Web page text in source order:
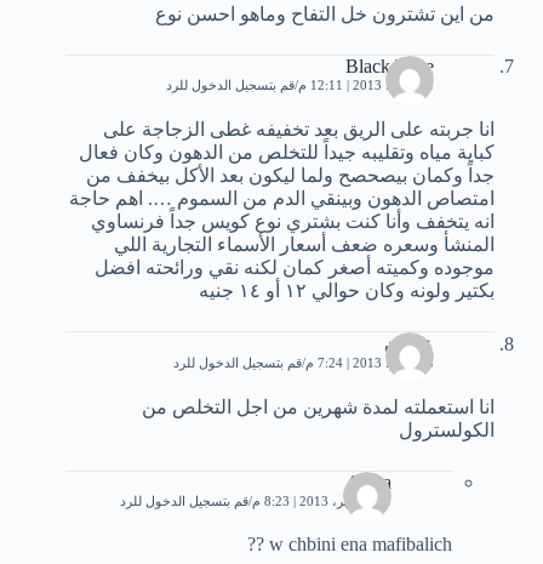
من اين تشترون خل التفاح وماهو احسن نوع
Black Tone
13 يونيو، 2013 | 12:11 م قم بتسجيل الدخول للرد
انا جربته على الريق بعد تخفيفه غطى الزجاجة على
كباية مياه وتقليبه جيداً للتخلص من الدهون وكان فعال
جداً وكمان بيصحصح ولما ليكون بعد الأكل بيخفف من
امتصاص الدهون وبينقي الدم من السموم …. اهم حاجة
انه يتخفف وأنا كنت بشتري نوع كويس جداً فرنساوي
المنشأ وسعره ضعف أسعار الأسماء التجارية اللي
موجوده وكميته أصغر كمان لكنه نقي ورائحته افضل
بكتير ولونه وكان حوالي ١٢ أو ١٤ جنيه
عثمان
13 يونيو، 2013 | 7:24 م قم بتسجيل الدخول للرد
انا استعملته لمدة شهرين من اجل التخلص من
الكولسترول
fatma
30 سبتمبر، 2013 | 8:23 م قم بتسجيل الدخول للرد
w chbini ena mafibalich ??